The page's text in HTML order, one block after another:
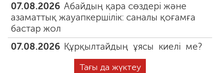
07.08.2026 Абайдың қара сөздері және
азаматтық жауапкершілік: саналы қоғамға
бастар жол
07.08.2026 Құрқылтайдың ұясы киелі ме?
Тағы да жүктеу